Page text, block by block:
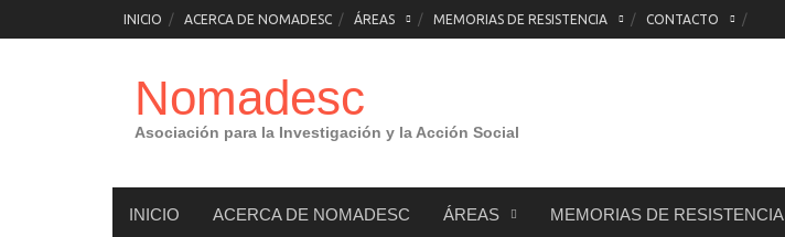
al
INICIO ACERCA DE NOMADESC ÁREAS MEMORIAS DE RESISTENCIA CONTACTO
Nomadesc
Asociación para la Investigación y la Acción Social
INICIO ACERCA DE NOMADESC ÁREAS MEMORIAS DE RESISTENCIA